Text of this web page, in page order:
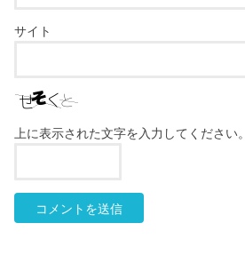
サイト
上に表示された文字を入力してください。